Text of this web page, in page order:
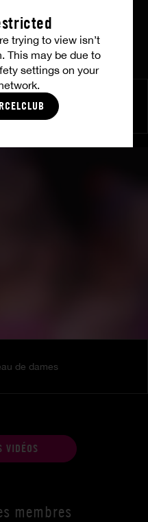
trying to view isn’t
This may be due to
settings on your
dans un bar
de dames
VIDÉOS
membres